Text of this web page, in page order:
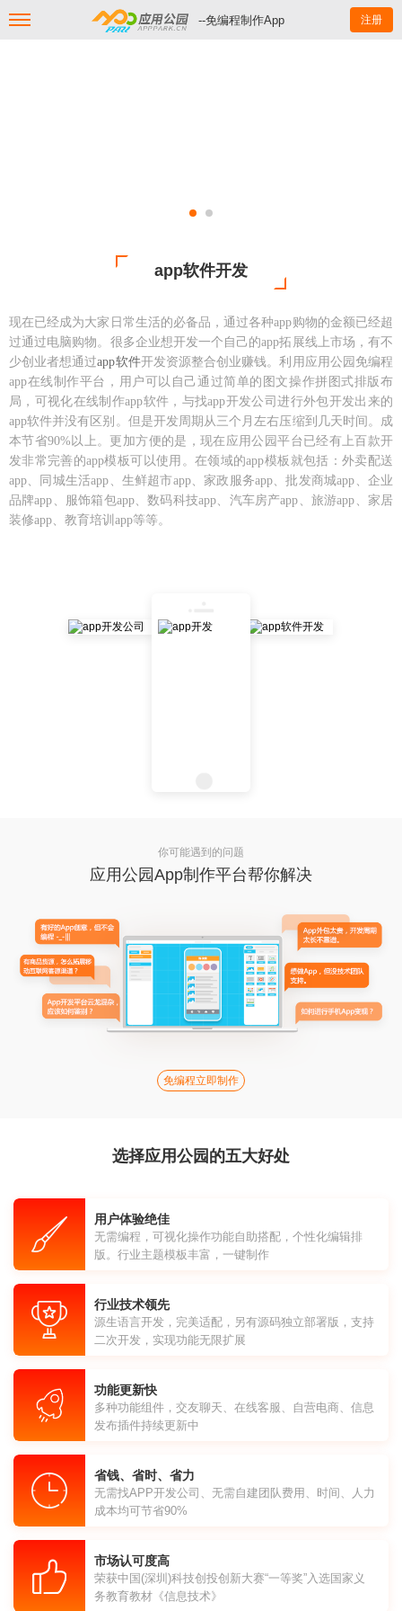
--免编程制作App 注册
app软件开发
现在已经成为大家日常生活的必备品，通过各种app购物的金额已经超
过通过电脑购物。很多企业想开发一个自己的app拓展线上市场，有不
少创业者想通过app软件开发资源整合创业赚钱。利用应用公园免编程
app在线制作平台，用户可以自己通过简单的图文操作拼图式排版布
局，可视化在线制作app软件，与找app开发公司进行外包开发出来的
app软件并没有区别。但是开发周期从三个月左右压缩到几天时间。成
本节省90%以上。更加方便的是，现在应用公园平台已经有上百款开
发非常完善的app模板可以使用。在领域的app模板就包括：外卖配送
app、同城生活app、生鲜超市app、家政服务app、批发商城app、企业
品牌app、服饰箱包app、数码科技app、汽车房产app、旅游app、家居
装修app、教育培训app等等。
你可能遇到的问题
应用公园App制作平台帮你解决
免编程立即制作
选择应用公园的五大好处
用户体验绝佳
无需编程，可视化操作功能自助搭配，个性化编辑排
版。行业主题模板丰富，一键制作
行业技术领先
源生语言开发，完美适配，另有源码独立部署版，支持
二次开发，实现功能无限扩展
功能更新快
多种功能组件，交友聊天、在线客服、自营电商、信息
发布插件持续更新中
省钱、省时、省力
无需找APP开发公司、无需自建团队费用、时间、人力
成本均可节省90%
市场认可度高
荣获中国(深圳)科技创投创新大赛“一等奖”入选国家义
务教育教材《信息技术》